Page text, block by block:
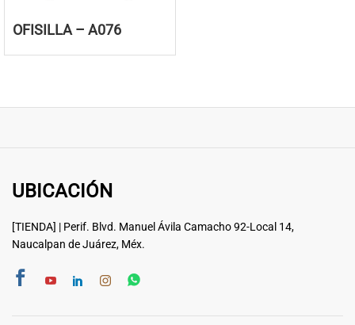
OFISILLA – A076
UBICACIÓN
[TIENDA] | Perif. Blvd. Manuel Ávila Camacho 92-Local 14,
Naucalpan de Juárez, Méx.